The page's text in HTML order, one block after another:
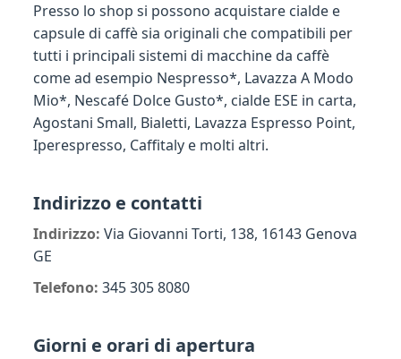
Presso lo shop si possono acquistare cialde e
capsule di caffè sia originali che compatibili per
tutti i principali sistemi di macchine da caffè
come ad esempio Nespresso*, Lavazza A Modo
Mio*, Nescafé Dolce Gusto*, cialde ESE in carta,
Agostani Small, Bialetti, Lavazza Espresso Point,
Iperespresso, Caffitaly e molti altri.
Indirizzo e contatti
Indirizzo: Via Giovanni Torti, 138, 16143 Genova
GE
Telefono: 345 305 8080
Giorni e orari di apertura